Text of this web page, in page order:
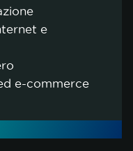
e
e-commerce